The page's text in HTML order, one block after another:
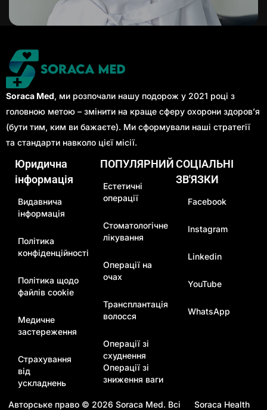
Soraca Med, ми розпочали нашу подорож у 2021 році з
головною метою – змінити на краще сферу охорони здоров’я
(бути тим, ким ви бажаєте). Ми сформували наші стратегії
та стандарти навколо цієї місії.
Юридична
інформація
Видавнича
інформація
Політика
конфіденційності
Політика щодо
файлів cookie
Медичне
застереження
Страхування
від
ускладнень
ПОПУЛЯРНИЙ
Естетичні
операції
Стоматологічне
лікування
Операції на
очах
Трансплантація
волосся
Операції зі
схуднення
Операції зі
зниження ваги
СОЦІАЛЬНІ
ЗВ'ЯЗКИ
Facebook
Instagram
Linkedin
YouTube
WhatsApp
Авторське право © 2026 Soraca Med. Всі
Soraca Health